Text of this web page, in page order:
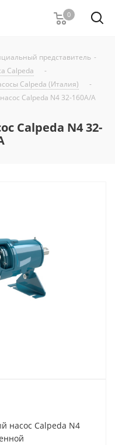
0
представитель -
Calpeda
-
Calpeda (Италия)
-
Calpeda N4 32-160A/A
Calpeda N4 32-
насос Calpeda N4